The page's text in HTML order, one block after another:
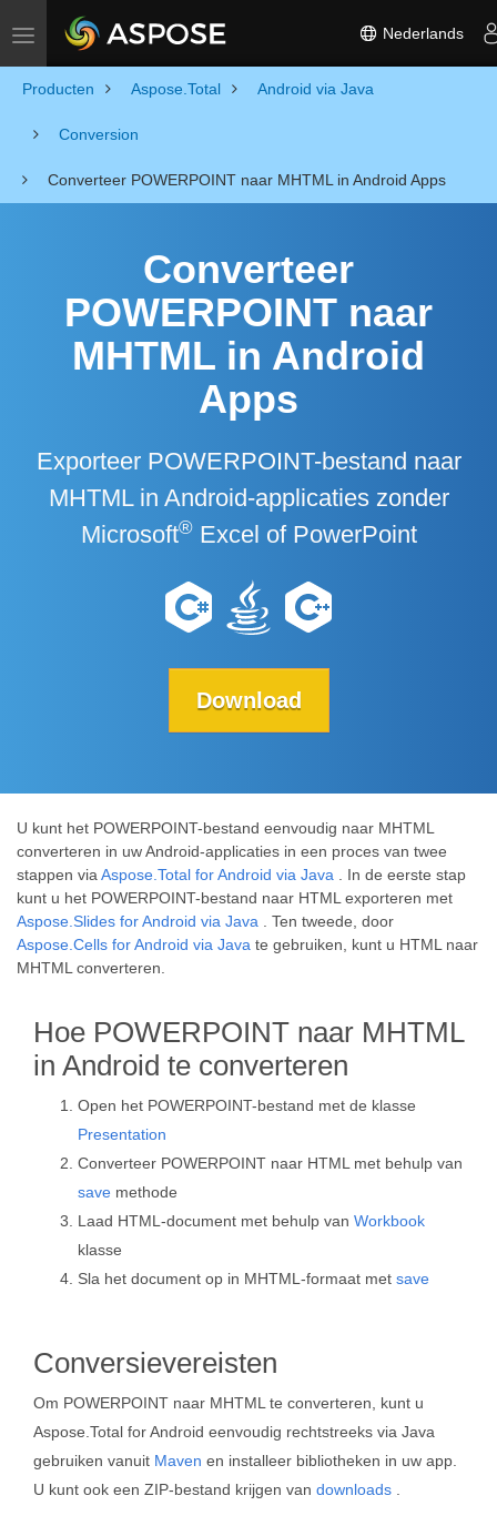
Toggle navigation Nederlands
Producten Aspose.Total Android via Java
Conversion
Converteer POWERPOINT naar MHTML in Android Apps
Converteer
POWERPOINT naar
MHTML in Android
Apps
Exporteer POWERPOINT-bestand naar
MHTML in Android-applicaties zonder
Microsoft®Excel of PowerPoint
Download
U kunt het POWERPOINT-bestand eenvoudig naar MHTML
converteren in uw Android-applicaties in een proces van twee
stappen via Aspose.Total for Android via Java . In de eerste stap
kunt u het POWERPOINT-bestand naar HTML exporteren met
Aspose.Slides for Android via Java . Ten tweede, door
Aspose.Cells for Android via Java te gebruiken, kunt u HTML naar
MHTML converteren.
Hoe POWERPOINT naar MHTML
in Android te converteren
Open het POWERPOINT-bestand met de klasse
Presentation
Converteer POWERPOINT naar HTML met behulp van
save methode
Laad HTML-document met behulp van Workbook
klasse
Sla het document op in MHTML-formaat met save
Conversievereisten
Om POWERPOINT naar MHTML te converteren, kunt u
Aspose.Total for Android eenvoudig rechtstreeks via Java
gebruiken vanuit Maven en installeer bibliotheken in uw app.
U kunt ook een ZIP-bestand krijgen van downloads